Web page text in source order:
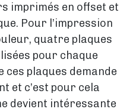
imprimés en offset et
Pour l’impression
quatre plaques
pour chaque
ces plaques demande
et c’est pour cela
devient intéressante